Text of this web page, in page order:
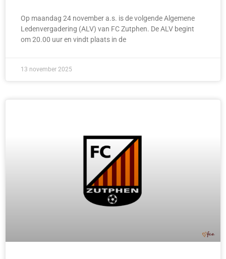
Op maandag 24 november a.s. is de volgende Algemene
Ledenvergadering (ALV) van FC Zutphen. De ALV begint
om 20.00 uur en vindt plaats in de
13 november 2025